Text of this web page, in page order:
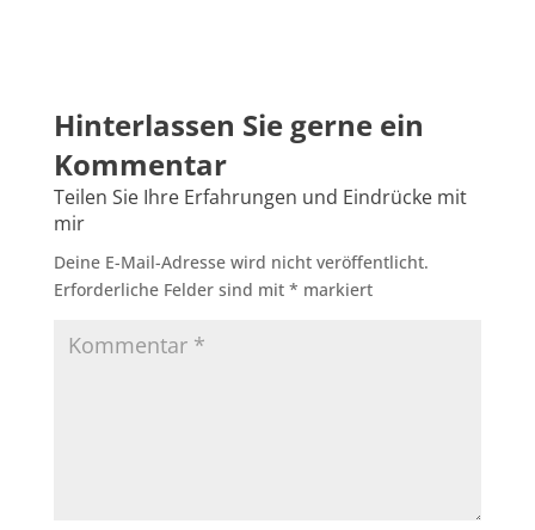
Deine E-Mail-Adresse wird nicht veröffentlicht.
Erforderliche Felder sind mit * markiert